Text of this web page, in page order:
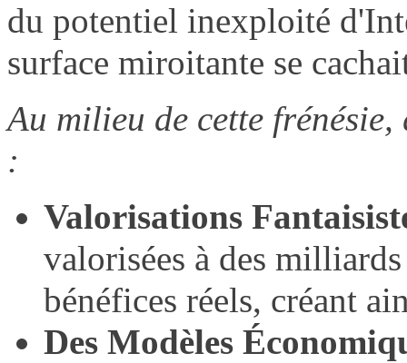
du potentiel inexploité
surface miroitante se
Au milieu de cette frénésie,
:
Valorisations
valorisées à des
bénéfices réels, créant
Des Modèles